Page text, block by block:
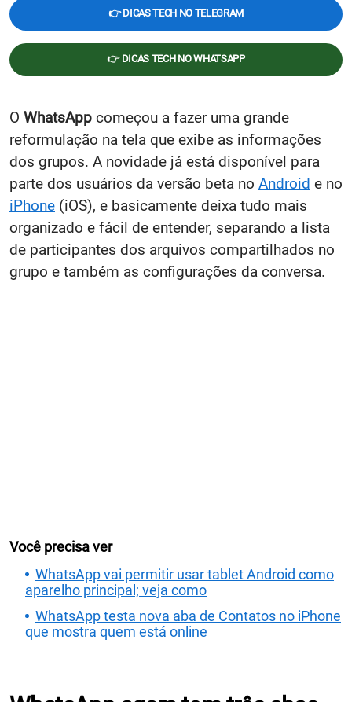
👉 DICAS TECH NO TELEGRAM
👉 DICAS TECH NO WHATSAPP
O WhatsApp começou a fazer uma grande
reformulação na tela que exibe as informações
dos grupos. A novidade já está disponível para
parte dos usuários da versão beta no Android e no
iPhone (iOS), e basicamente deixa tudo mais
organizado e fácil de entender, separando a lista
de participantes dos arquivos compartilhados no
grupo e também as configurações da conversa.
Você precisa ver
WhatsApp vai permitir usar tablet Android como
aparelho principal; veja como
WhatsApp testa nova aba de Contatos no iPhone
que mostra quem está online